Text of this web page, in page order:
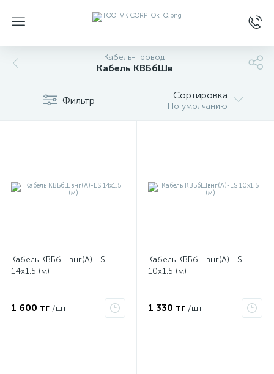
Кабель-провод
Кабель КВБбШв
Фильтр Сортировка
По умолчанию
Кабель КВБбШвнг(А)-LS
14х1.5 (м)
1 600 тг /шт
Кабель КВБбШвнг(А)-LS
10х1.5 (м)
1 330 тг /шт